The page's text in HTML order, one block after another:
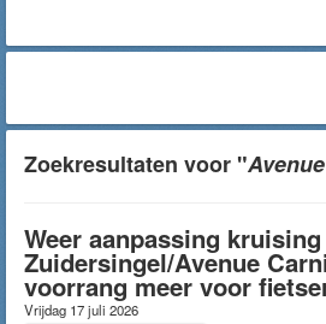
Zoekresultaten voor "
Weer aanpassing kruising
Zuidersingel/Avenue
voorrang meer voor
Vrijdag 17 juli 2026